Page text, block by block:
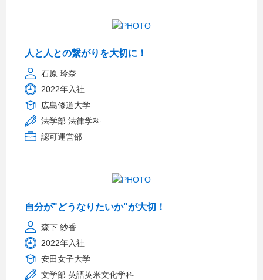
人と人との繋がりを大切に！
石原 玲奈
2022年入社
広島修道大学
法学部 法律学科
認可運営部
自分が"どうなりたいか"が大切！
森下 紗香
2022年入社
安田女子大学
文学部 英語英米文化学科